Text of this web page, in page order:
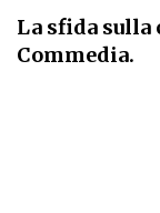
La sfida sulla
Commedia.